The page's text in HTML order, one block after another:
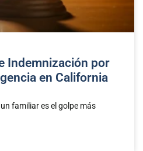
Indemnización por
en California
familiar es el golpe más